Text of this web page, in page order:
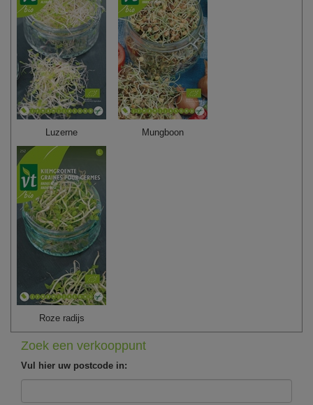
Luzerne Mungboon
Roze radijs
Zoek een verkooppunt
Vul hier uw postcode in: